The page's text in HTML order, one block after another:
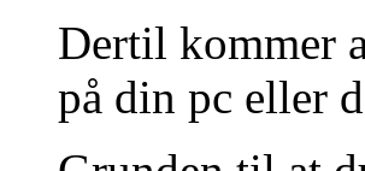
Dertil kommer
på din pc eller